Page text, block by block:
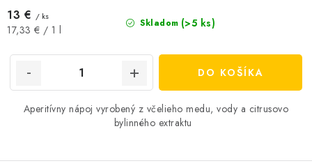
Skladom (>5 ks)
13 € / ks
Jednotková
17,33 € / 1 l
DO KOŠÍKA
Aperitívny nápoj vyrobený z včelieho medu, vody a citrusovo
bylinného extraktu